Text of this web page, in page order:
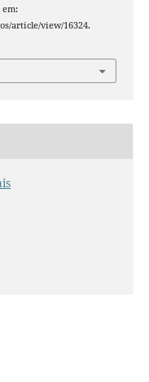
em:
article/view/16324.